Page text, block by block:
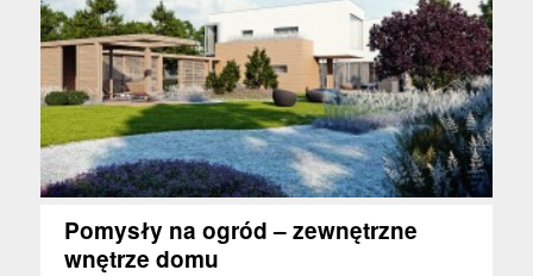
Pomysły na ogród – zewnętrzne
wnętrze domu